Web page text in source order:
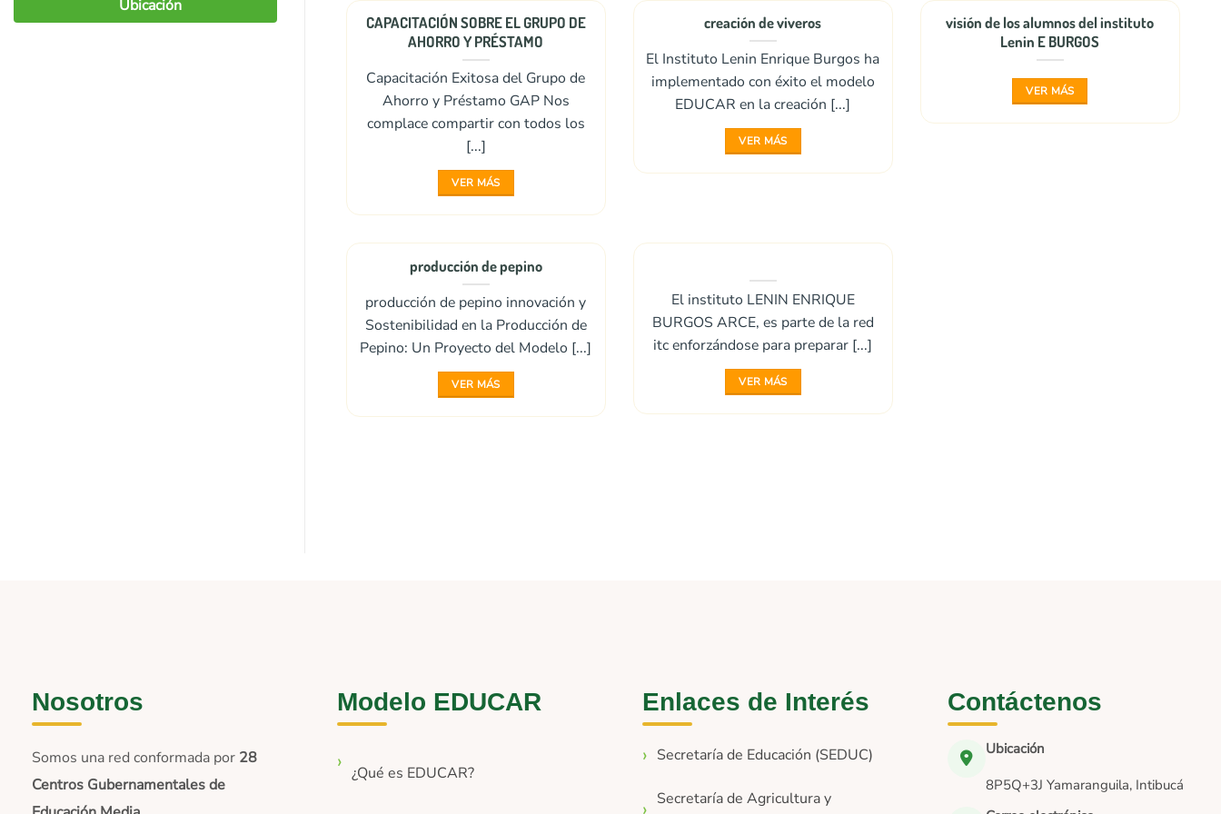
CAPACITACIÓN SOBRE EL GRUPO DE
AHORRO Y PRÉSTAMO
Capacitación Exitosa del Grupo de
Ahorro y Préstamo GAP Nos
complace compartir con todos los
[...]
VER MÁS
creación de viveros
El Instituto Lenin Enrique Burgos ha
implementado con éxito el modelo
EDUCAR en la creación [...]
VER MÁS
visión de los alumnos del instituto
Lenin E BURGOS
VER MÁS
producción de pepino
producción de pepino innovación y
Sostenibilidad en la Producción de
Pepino: Un Proyecto del Modelo [...]
VER MÁS
El instituto LENIN ENRIQUE
BURGOS ARCE, es parte de la red
itc enforzándose para preparar [...]
VER MÁS
Ubicación
Nosotros
Somos una red conformada por 28
Centros Gubernamentales de
Modelo EDUCAR
¿Qué es EDUCAR?
Enlaces de Interés
Secretaría de Educación (SEDUC)
Secretaría de Agricultura y
Contáctenos
Ubicación
8P5Q+3J Yamaranguila, Intibucá